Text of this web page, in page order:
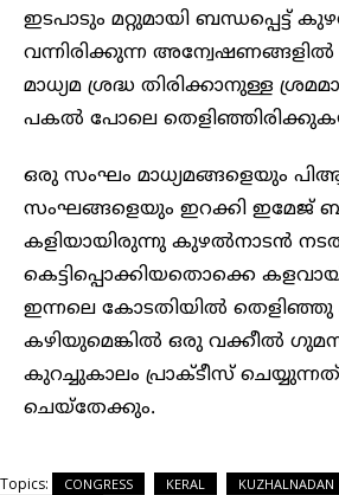
ഇടപാടും മറ്റുമായി ബന്ധപ്പെട്ട്
വന്നിരിക്കുന്ന
മാധ്യമ ശ്രദ്ധ തിരിക്കാനുള്ള
പകല്‍ പോലെ
ഒരു സംഘം മാധ്യമങ്ങളെയും
സംഘങ്ങളെയും ഇറക്കി ഇമേജ്
കളിയായിരുന്നു കുഴല്‍നാടന്‍
കെട്ടിപ്പൊക്കിയതൊക്കെ
ഇന്നലെ കോടതിയില്‍
കഴിയുമെങ്കില്‍ ഒരു വക്കീല്‍
കുറച്ചുകാലം പ്രാക്ടീസ്
ചെയ്‌തേക്കും.
Topics: CONGRESS KERAL KUZHALNADAN